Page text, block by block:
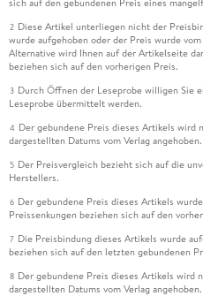
sich auf den gebundenen Preis eines
2 Diese Artikel unterliegen nicht der
wurde aufgehoben oder der Preis wurde
Alternative wird Ihnen auf der Artikelseite
beziehen sich auf den vorherigen Preis.
3 Durch Öffnen der Leseprobe willigen Sie
Leseprobe übermittelt werden.
4 Der gebundene Preis dieses Artikels wird
dargestellten Datums vom Verlag angehoben.
5 Der Preisvergleich bezieht sich auf die
Herstellers.
6 Der gebundene Preis dieses Artikels
Preissenkungen beziehen sich auf den
7 Die Preisbindung dieses Artikels wurde
beziehen sich auf den letzten gebundenen
8 Der gebundene Preis dieses Artikels wird
dargestellten Datums vom Verlag angehoben.